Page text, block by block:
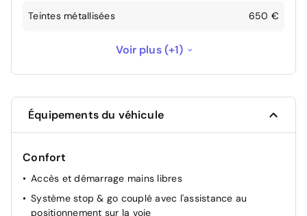
Teintes métallisées 650 €
Toit "Black Diamond"Voir plus (+1)
Équipements du véhicule
Confort
Accès et démarrage mains libres
Système stop & go couplé avec l'assistance au
positionnement sur la voie